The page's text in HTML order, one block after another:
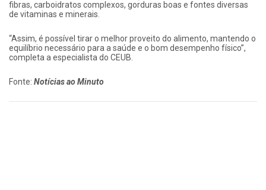
fibras, carboidratos complexos, gorduras boas e fontes diversas
de vitaminas e minerais.
“Assim, é possível tirar o melhor proveito do alimento, mantendo o
equilíbrio necessário para a saúde e o bom desempenho físico”,
completa a especialista do CEUB.
Fonte: Notícias ao Minuto